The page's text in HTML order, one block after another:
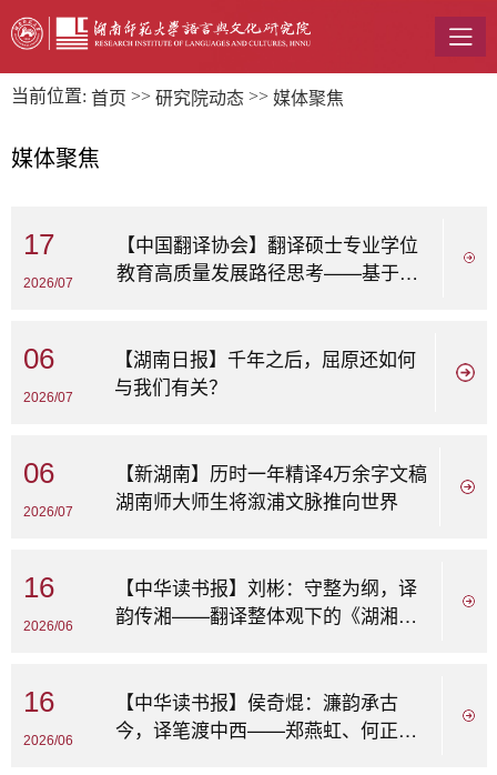
当前位置: 首页 >> 研究院动态 >> 媒体聚焦
媒体聚焦
17
2026/07
【中国翻译协会】翻译硕士专业学位
教育高质量发展路径思考——基于
06
2026/07
【湖南日报】千年之后，屈原还如何
与我们有关？
06
2026/07
【新湖南】历时一年精译4万余字文稿
湖南师大师生将溆浦文脉推向世界
16
2026/06
【中华读书报】刘彬：守整为纲，译
韵传湘——翻译整体观下的《湖湘诗
16
2026/06
【中华读书报】侯奇焜：濂韵承古
今，译笔渡中西——郑燕虹、何正兵